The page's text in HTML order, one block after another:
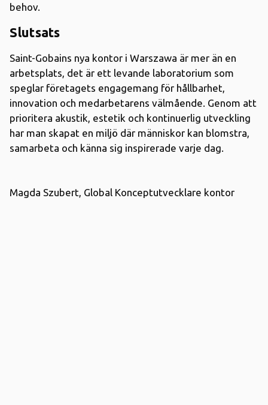
behov.
Slutsats
Saint-Gobains nya kontor i Warszawa är mer än en
arbetsplats, det är ett levande laboratorium som
speglar företagets engagemang för hållbarhet,
innovation och medarbetarens välmående. Genom att
prioritera akustik, estetik och kontinuerlig utveckling
har man skapat en miljö där människor kan blomstra,
samarbeta och känna sig inspirerade varje dag.
Magda Szubert, Global Konceptutvecklare kontor